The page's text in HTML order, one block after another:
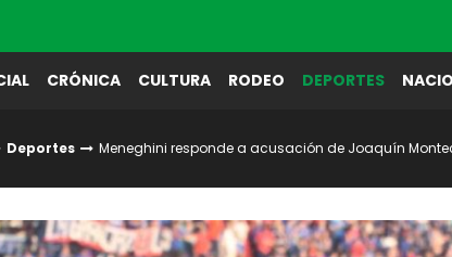
CRÓNICA CULTURA RODEO DEPORTES
Deportes Meneghini responde a acusación de Joaquín